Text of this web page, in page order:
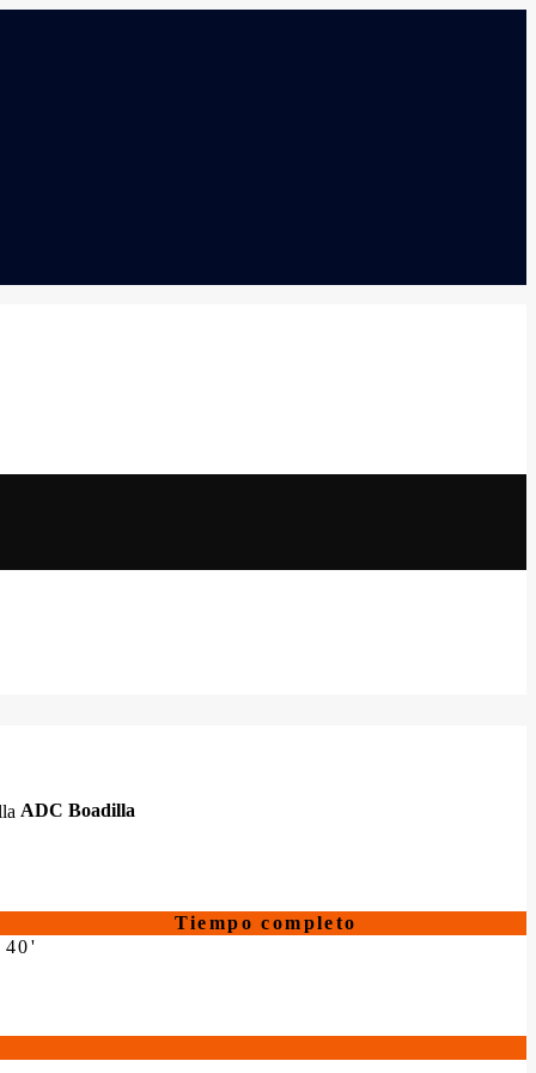
ADC Boadilla
Tiempo completo
40'